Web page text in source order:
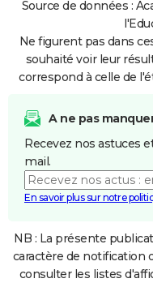
Source de données :
Ne figurent pas dans
souhaité voir leur
correspond à celle de
A ne pas
Recevez nos astuces
mail.
En savoir plus sur notre
NB : La présente
caractère de notification
consulter les listes